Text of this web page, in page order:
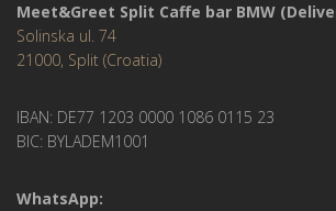
Meet&Greet Split Caffe bar BMW
Solinska ul. 74
21000, Split (Croatia)
IBAN: DE77 1203 0000 1086 0115 23
BIC: BYLADEM1001
WhatsApp: